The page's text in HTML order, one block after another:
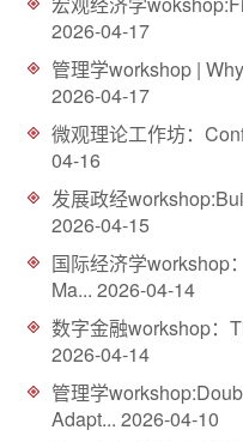
2026-04-17
管理学workshop |
2026-04-17
微观理论工作坊：
04-16
发展政经
2026-04-15
国际经济学workshop
Ma... 2026-04-14
数字金融workshop：
2026-04-14
管理学
Adapt... 2026-04-10